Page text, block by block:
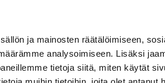
ja mainosten räätälöimiseen,
analysoimiseen. Lisäksi
tietoja siitä, miten käytät